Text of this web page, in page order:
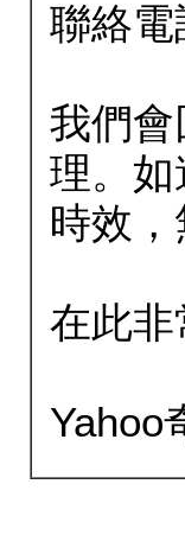
聯絡電
我們
理。
時效，
在此